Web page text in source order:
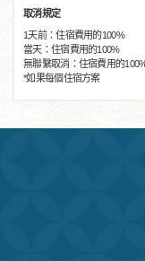
取消規定
1天前：住宿費用的100%
當天：住宿費用的100%
無聯繫取消：住宿費用的
*如果每個住宿方案